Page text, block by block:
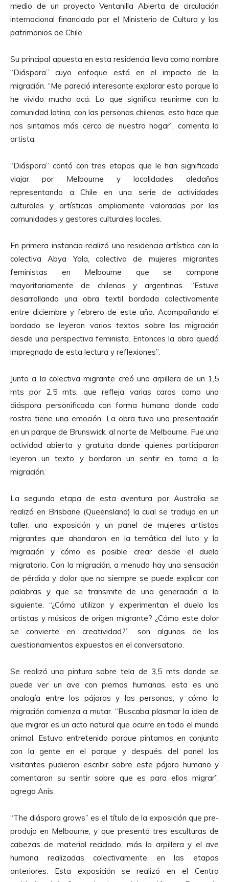
medio de un proyecto Ventanilla Abierta de circulación
internacional financiado por el Ministerio de Cultura y los
patrimonios de Chile.
Su principal apuesta en esta residencia lleva como nombre
“Diáspora” cuyo enfoque está en el impacto de la
migración. “Me pareció interesante explorar esto porque lo
he vivido mucho acá. Lo que significa reunirme con la
comunidad latina, con las personas chilenas, esto hace que
nos sintamos más cerca de nuestro hogar”, comenta la
artista.
“Diáspora” contó con tres etapas que le han significado
viajar por Melbourne y localidades aledañas
representando a Chile en una serie de actividades
culturales y artísticas ampliamente valoradas por las
comunidades y gestores culturales locales.
En primera instancia realizó una residencia artística con la
colectiva Abya Yala, colectiva de mujeres migrantes
feministas en Melbourne que se compone
mayoritariamente de chilenas y argentinas. “Estuve
desarrollando una obra textil bordada colectivamente
entre diciembre y febrero de este año. Acompañando el
bordado se leyeron varios textos sobre las migración
desde una perspectiva feminista. Entonces la obra quedó
impregnada de esta lectura y reflexiones”.
Junto a la colectiva migrante creó una arpillera de un 1,5
mts por 2,5 mts, que refleja varias caras como una
diáspora personificada con forma humana donde cada
rostro tiene una emoción. La obra tuvo una presentación
en un parque de Brunswick, al norte de Melbourne. Fue una
actividad abierta y gratuita donde quienes participaron
leyeron un texto y bordaron un sentir en torno a la
migración.
La segunda etapa de esta aventura por Australia se
realizó en Brisbane (Queensland) la cual se tradujo en un
taller, una exposición y un panel de mujeres artistas
migrantes que ahondaron en la temática del luto y la
migración y cómo es posible crear desde el duelo
migratorio. Con la migración, a menudo hay una sensación
de pérdida y dolor que no siempre se puede explicar con
palabras y que se transmite de una generación a la
siguiente. “¿Cómo utilizan y experimentan el duelo los
artistas y músicos de origen migrante? ¿Cómo este dolor
se convierte en creatividad?”, son algunos de los
cuestionamientos expuestos en el conversatorio.
Se realizó una pintura sobre tela de 3,5 mts donde se
puede ver un ave con piernas humanas, esta es una
analogía entre los pájaros y las personas; y cómo la
migración comienza a mutar. “Buscaba plasmar la idea de
que migrar es un acto natural que ocurre en todo el mundo
animal. Estuvo entretenido porque pintamos en conjunto
con la gente en el parque y después del panel los
visitantes pudieron escribir sobre este pájaro humano y
comentaron su sentir sobre que es para ellos migrar”,
agrega Anis.
“The diáspora grows” es el título de la exposición que pre-
produjo en Melbourne, y que presentó tres esculturas de
cabezas de material reciclado, más la arpillera y el ave
humana realizadas colectivamente en las etapas
anteriores. Esta exposición se realizó en el Centro